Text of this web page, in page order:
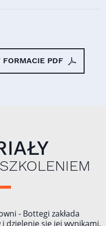
FORMACIE PDF
- Bottegi zakłada
dzielenie się jej wynikami.